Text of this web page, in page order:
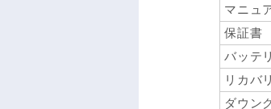
マニュ
保証書
バッテ
リカバ
ダウン